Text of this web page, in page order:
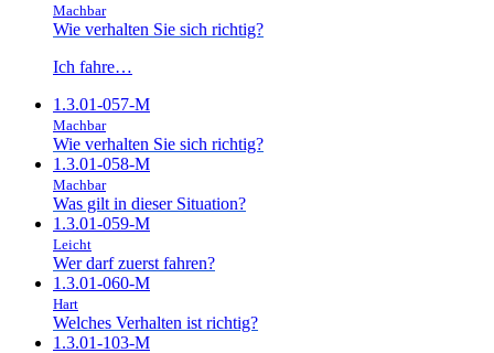
Machbar
Wie verhalten Sie sich richtig?
Ich fahre…
1.3.01-057-M
Machbar
Wie verhalten Sie sich richtig?
1.3.01-058-M
Machbar
Was gilt in dieser Situation?
1.3.01-059-M
Leicht
Wer darf zuerst fahren?
1.3.01-060-M
Hart
Welches Verhalten ist richtig?
1.3.01-103-M